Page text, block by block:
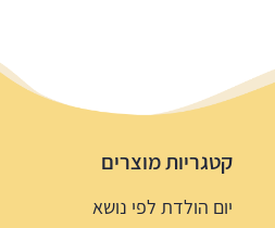
קטגריות מוצרים
יום הולדת לפי נושא